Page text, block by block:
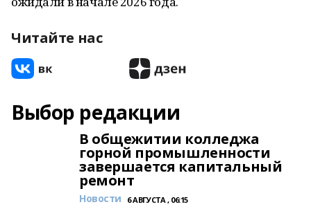
Читайте нас
Выбор редакции
В общежитии колледжа
горной промышленности
завершается капитальный
ремонт
Новости 6 АВГУСТА , 06:15